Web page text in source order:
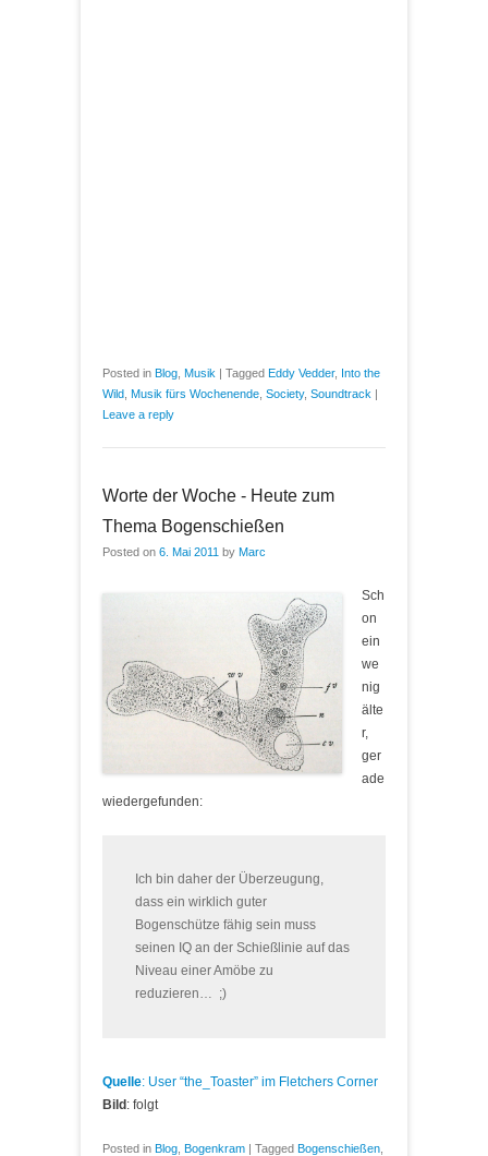
Posted in Blog Musik | Tagged Eddy Vedder, Into the
Wild Musik fürs Wochenende Society, Soundtrack |
Leave a reply
Worte der Woche - Heute zum
Thema Bogenschießen
Posted on 6. Mai 2011 by Marc
Sch
on
ein
we
nig
älte
r,
ger
ade
wiedergefunden:
Ich bin daher der Überzeugung,
dass ein wirklich guter
Bogenschütze fähig sein muss
seinen IQ an der Schießlinie auf das
Niveau einer Amöbe zu
reduzieren… ;)
Quelle: User “the_Toaster” im Fletchers Corner
Bild : folgt
Posted in Blog Bogenkram | Tagged Bogenschießen